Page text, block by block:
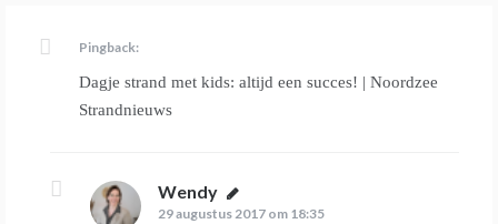
Pingback:
Dagje strand met kids: altijd een succes! | Noordzee
Strandnieuws
Wendy
schreef:
29 augustus 2017 om 18:35